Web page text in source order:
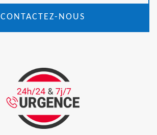
CONTACTEZ-NOUS